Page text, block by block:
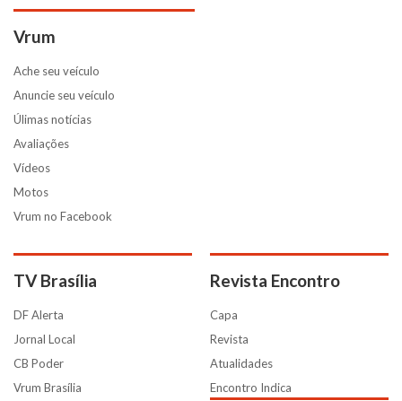
Vrum
Ache seu veículo
Anuncie seu veículo
Úlimas notícias
Avaliações
Vídeos
Motos
Vrum no Facebook
TV Brasília
DF Alerta
Jornal Local
CB Poder
Vrum Brasília
Revista Encontro
Capa
Revista
Atualidades
Encontro Indica